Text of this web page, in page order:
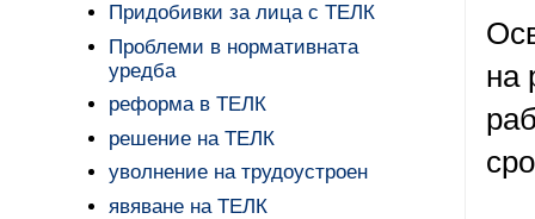
на
Придобивки за лица с ТЕЛК
Проблеми в нормативната
уредба
реформа в ТЕЛК
решение на ТЕЛК
уволнение на трудоустроен
явяване на ТЕЛК